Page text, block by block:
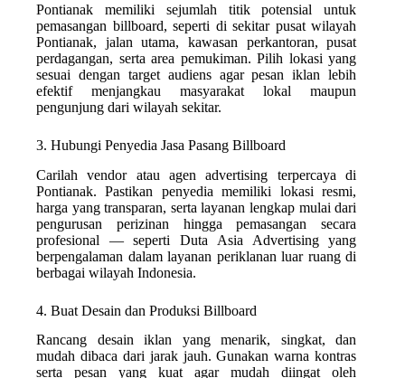
Pontianak memiliki sejumlah titik potensial untuk
pemasangan billboard, seperti di sekitar pusat wilayah
Pontianak, jalan utama, kawasan perkantoran, pusat
perdagangan, serta area pemukiman. Pilih lokasi yang
sesuai dengan target audiens agar pesan iklan lebih
efektif menjangkau masyarakat lokal maupun
pengunjung dari wilayah sekitar.
3. Hubungi Penyedia Jasa Pasang Billboard
Carilah vendor atau agen advertising terpercaya di
Pontianak. Pastikan penyedia memiliki lokasi resmi,
harga yang transparan, serta layanan lengkap mulai dari
pengurusan perizinan hingga pemasangan secara
profesional — seperti Duta Asia Advertising yang
berpengalaman dalam layanan periklanan luar ruang di
berbagai wilayah Indonesia.
4. Buat Desain dan Produksi Billboard
Rancang desain iklan yang menarik, singkat, dan
mudah dibaca dari jarak jauh. Gunakan warna kontras
serta pesan yang kuat agar mudah diingat oleh